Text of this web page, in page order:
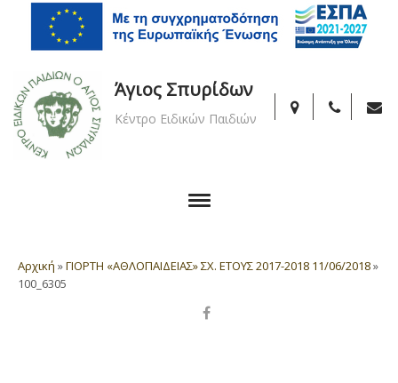
Άγιος Σπυρίδων
Κέντρο Ειδικών Παιδιών
Αρχική »ΓΙΟΡΤΗ «ΑΘΛΟΠΑΙΔΕΙΑΣ» ΣΧ. ΕΤΟΥΣ 2017-2018 11/06/2018»
100_6305